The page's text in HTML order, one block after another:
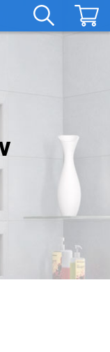
Заказать